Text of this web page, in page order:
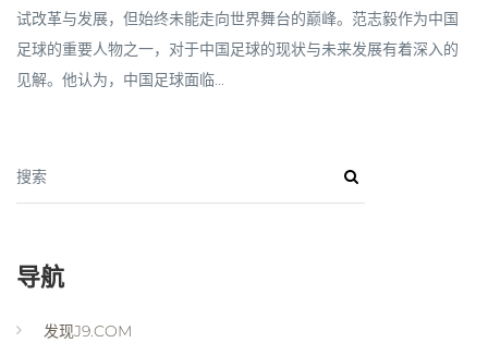
试改革与发展，但始终未能走向世界舞台的巅峰。范志毅作为中国
足球的重要人物之一，对于中国足球的现状与未来发展有着深入的
见解。他认为，中国足球面临...
搜索
导航
发现J9.COM